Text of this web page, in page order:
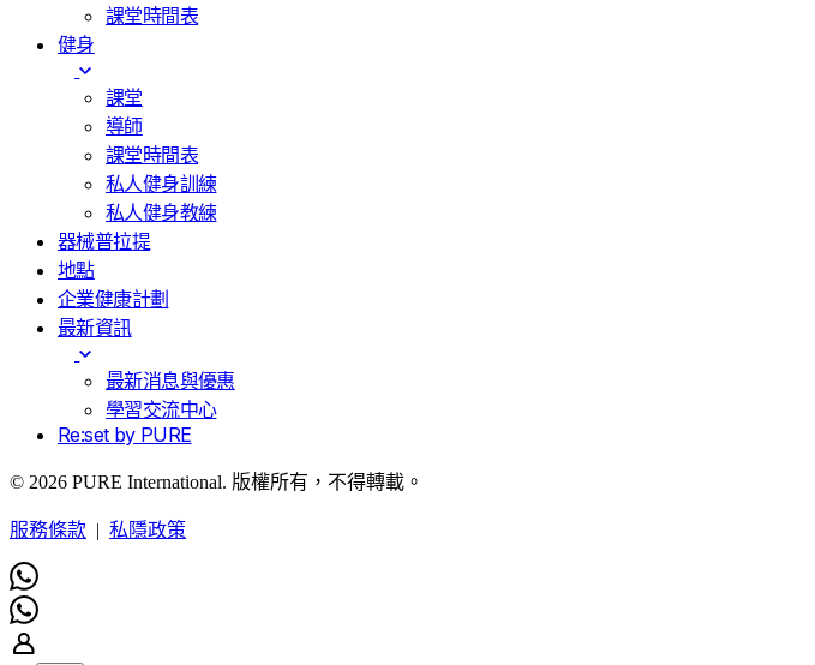
課堂時間表
健身
課堂
導師
課堂時間表
私人健身訓練
私人健身教練
器械普拉提
地點
企業健康計劃
最新資訊
最新消息與優惠
學習交流中心
Re:set by PURE
© 2026 PURE International. 版權所有，不得轉載。
服務條款 | 私隱政策